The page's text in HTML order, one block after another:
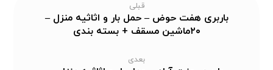
قبلی
باربری هفت حوض – حمل بار و اثاثیه منزل –
۲۰ماشین مسقف + بسته بندی
بعدی